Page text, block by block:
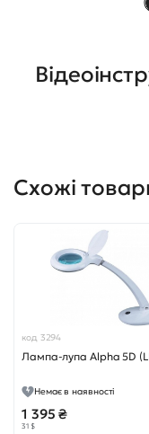
Схожі
код 3294
Лампа-лупа Alpha 5D
Немає в наявності
1 395 ₴
31 $